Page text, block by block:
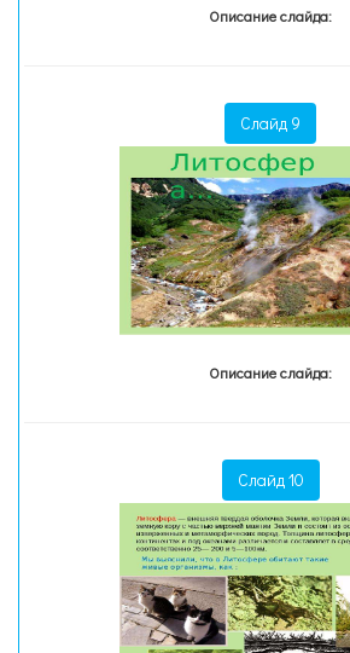
Описание слайда:
Слайд 9
Описание слайда:
Слайд 10